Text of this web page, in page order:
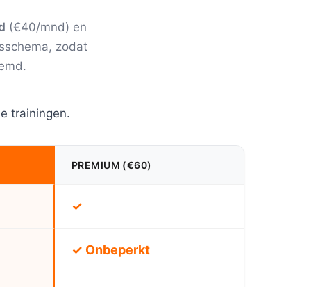
(€40/mnd) en
zodat
trainingen.
PREMIUM (€60)
✓
✓ Onbeperkt